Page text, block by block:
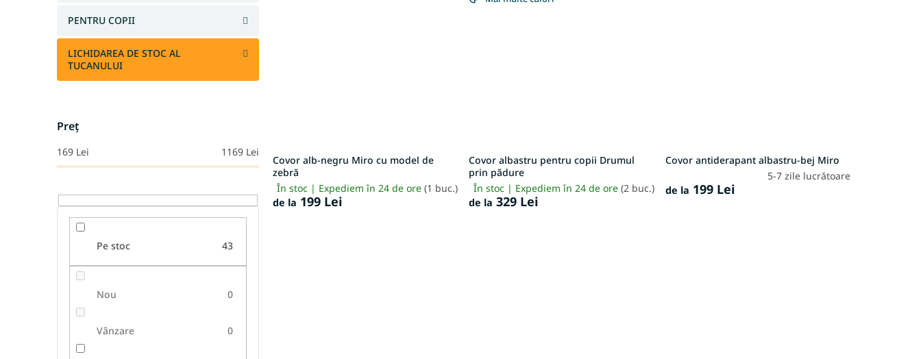
PENTRU COPII
LICHIDAREA DE STOC AL
TUCANULUI
Preţ
169 Lei 1169 Lei
Pe stoc 43
Nou 0
Vânzare 0
Covor alb-negru Miro cu model de
zebră
În stoc | Expediem în 24 de ore(1 buc.)
de la 199 Lei
Covor albastru pentru copii Drumul
prin pădure
În stoc | Expediem în 24 de ore (2 buc.)
de la 329 Lei
Covor antiderapant albastru-bej Miro
5-7 zile lucrătoare
de la 199 Lei